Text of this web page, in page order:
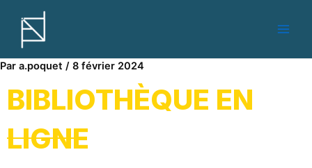
contenu
Par a.poquet / 8 février 2024
BIBLIOTHÈQUE EN
LIGNE
articles